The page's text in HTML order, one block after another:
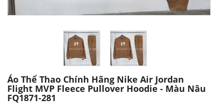
Áo Thể Thao Chính Hãng Nike Air Jordan
Flight MVP Fleece Pullover Hoodie - Màu Nâu
FQ1871-281